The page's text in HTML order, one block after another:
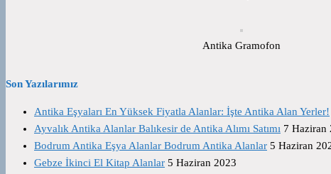
Antika Gramofon
Son Yazılarımız
Antika Eşyaları En Yüksek Fiyatla Alanlar: İşte Antika Alan Yerler!
Ayvalık Antika Alanlar Balıkesir de Antika Alımı Satımı 7 Haziran
Bodrum Antika Eşya Alanlar Bodrum Antika Alanlar 5 Haziran
Gebze İkinci El Kitap Alanlar 5 Haziran 2023